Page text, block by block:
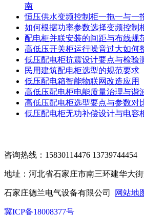
南
恒压供水变频控制柜一拖一与一
如何根据功率参数选择变频控制
配电柜并联安装的间距与布线规
高低压开关柜运行噪音过大如何
低压配电柜抗震设计要点与检验
民用建筑配电柜选型的规范要求
低压配电箱智能物联网改造应用
高低压配电柜电能质量治理与谐
高低压配电柜选型要点与参数对
低压配电柜无功补偿设计与电容
咨询热线：15830114476 13739744454
地址：河北省石家庄市南三环建华大
石家庄德兰电气设备有限公司 网站地
冀ICP备18008377号